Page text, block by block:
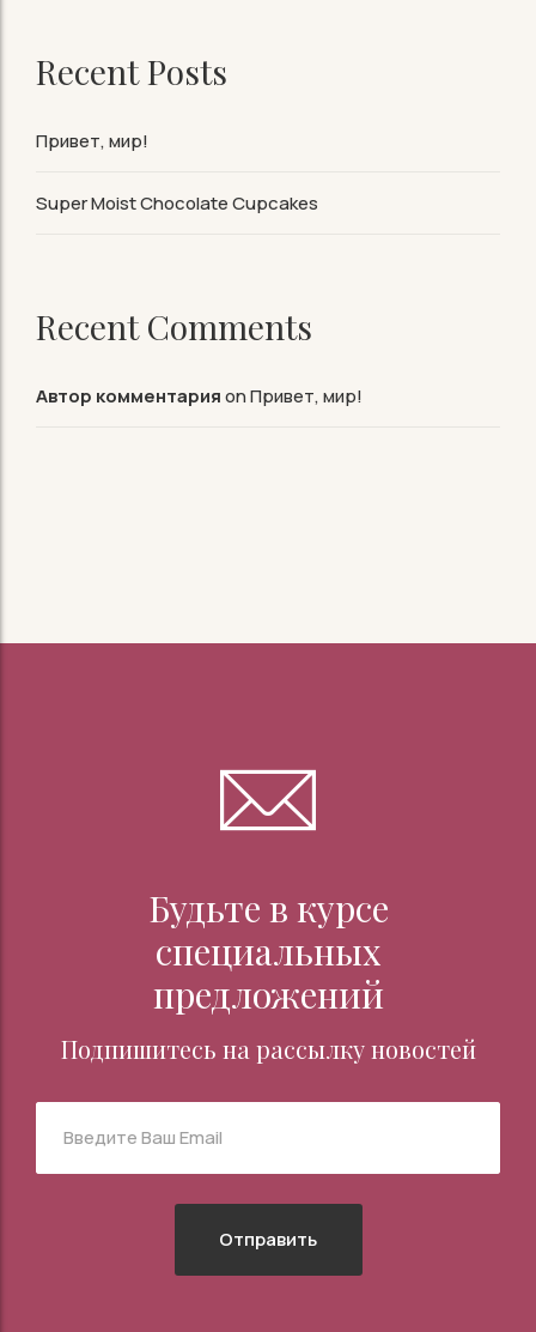
Recent Posts
Привет, мир!
Super Moist Chocolate Cupcakes
Recent Comments
Автор комментарияonПривет, мир!
Будьте в курсе
специальных
предложений
Подпишитесь на рассылку новостей